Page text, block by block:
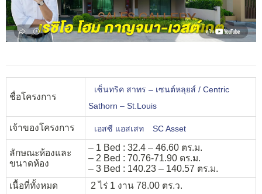
ชื่อโครงการ
เซ็นทริค สาทร – เซนต์หลุยส์ / Centric
Sathorn – St.Louis
เจ้าของโครงการ เอสซี แอสเสท SC Asset
ลักษณะห้องและ
ขนาดห้อง
– 1 Bed : 32.4 – 46.60 ตร.ม.
– 2 Bed : 70.76-71.90 ตร.ม.
– 3 Bed : 140.23 – 140.57 ตร.ม.
เนื้อที่ทั้งหมด
2 ไร่ 1 งาน 78.00 ตร.ว.